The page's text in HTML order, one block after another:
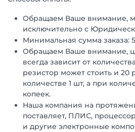
Обращаем Ваше внимание,
исключительно с
Минимальная сумма заказа:
Обращаем Ваше внимание,
всегда зависит от
резистор может стоить и 20
количестве 1 шт, а при
копеек.
Наша компания на
поставляет, ПЛИС,
и другие электронные